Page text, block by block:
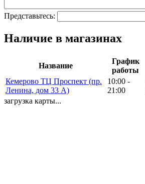
Представьтесь:
Наличие в магазинах
Название
График
работы
Кемерово ТЦ Проспект (пр.
Ленина, дом 33 А)
10:00 -
21:00
загрузка карты...